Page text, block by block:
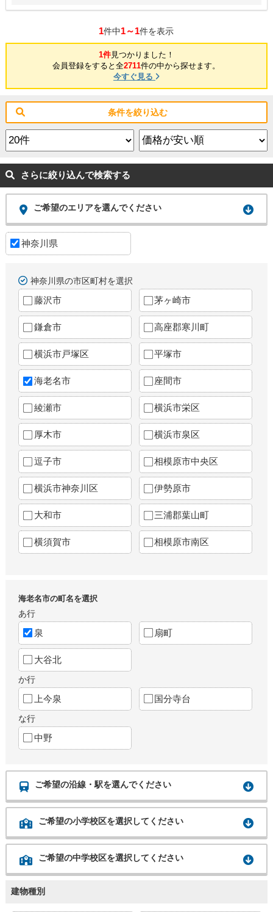
1件中1～1件を表示
1件見つかりました！
会員登録をすると全2711件の中から探せます。
今すぐ見る
条件を絞り込む
さらに絞り込んで検索する
ご希望のエリアを選んでください
神奈川県
神奈川県の市区町村を選択
藤沢市 茅ヶ崎市
鎌倉市 高座郡寒川町
横浜市戸塚区 平塚市
海老名市 座間市
綾瀬市 横浜市栄区
厚木市 横浜市泉区
逗子市 相模原市中央区
横浜市神奈川区 伊勢原市
大和市 三浦郡葉山町
横須賀市 相模原市南区
海老名市の町名を選択
あ行
泉 扇町
大谷北
か行
上今泉 国分寺台
な行
中野
ご希望の沿線・駅を選んでください
ご希望の小学校区を選択してください
ご希望の中学校区を選択してください
建物種別